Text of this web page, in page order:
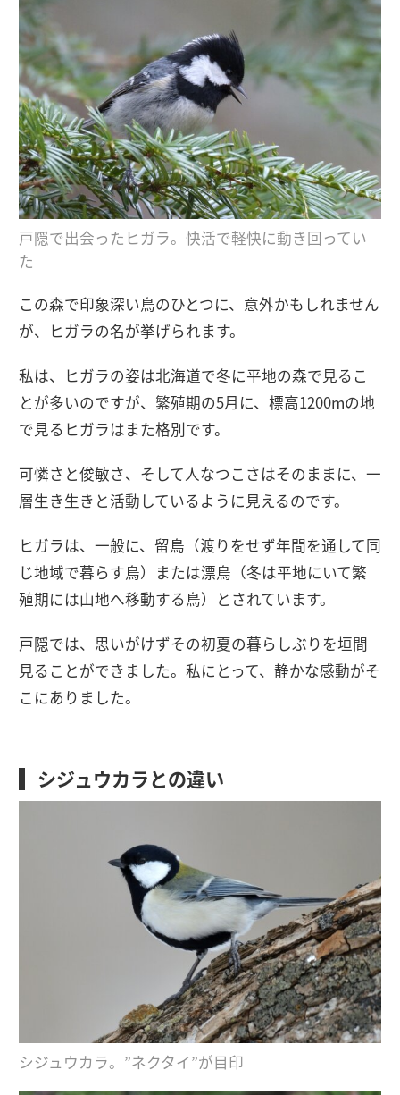
戸隠で出会ったヒガラ。快活で軽快に動き回ってい
た
この森で印象深い鳥のひとつに、意外かもしれません
が、ヒガラの名が挙げられます。
私は、ヒガラの姿は北海道で冬に平地の森で見るこ
とが多いのですが、繁殖期の5月に、標高1200mの地
で見るヒガラはまた格別です。
可憐さと俊敏さ、そして人なつこさはそのままに、一
層生き生きと活動しているように見えるのです。
ヒガラは、一般に、留鳥（渡りをせず年間を通して同
じ地域で暮らす鳥）または漂鳥（冬は平地にいて繁
殖期には山地へ移動する鳥）とされています。
戸隠では、思いがけずその初夏の暮らしぶりを垣間
見ることができました。私にとって、静かな感動がそ
こにありました。
シジュウカラとの違い
シジュウカラ。”ネクタイ”が目印